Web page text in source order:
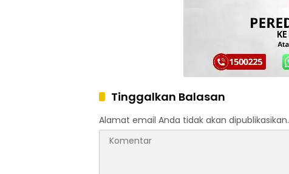
Tinggalkan Balasan
Alamat email Anda tidak akan dipublikasikan.